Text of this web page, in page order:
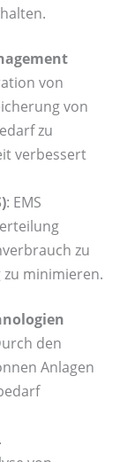
von
von
zu
verbessert
: EMS
zu
minimieren.
den
Anlagen